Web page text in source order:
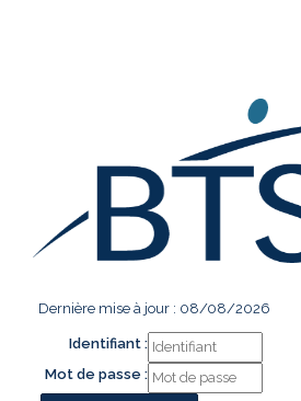
Dernière mise à jour : 08/08/2026
Identifiant :
Mot de passe :